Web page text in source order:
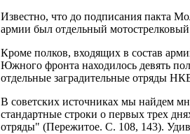
Известно, что до подписания пакта
армии был отдельный
Кроме полков, входящих в состав
Южного фронта находилось девять
отдельные заградительные отряды
В советских источниках мы найдем
стандартные строки о первых трех
отряды" (Пережитое. С. 108, 143).